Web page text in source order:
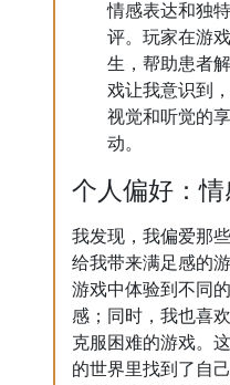
情感表达和独
评。玩家在游
生，帮助患者
戏让我意识到
视觉和听觉的
动。
个人偏好：
我发现，我偏爱那
给我带来满足感的
游戏中体验到不同
感；同时，我也喜
克服困难的游戏。
的世界里找到了自